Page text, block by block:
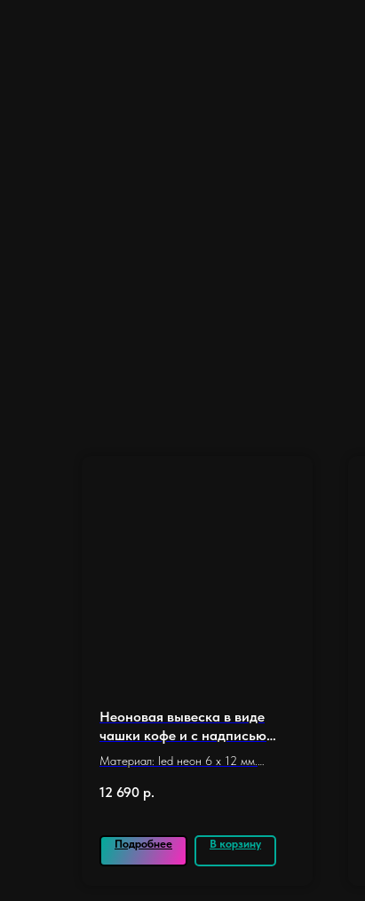
Неоновая вывеска в виде
чашки кофе и с надписью
«Кофе» (45 х 59 см.)
Материал: led неон 6 x 12 мм.
Размер основания 45 х 59 см.
Количество элементов: 15
Назначение: для кафе и кофейни
12 690 р.
Подробнее В корзину